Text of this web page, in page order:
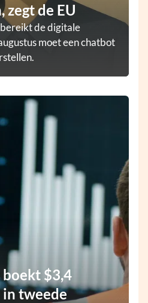
zegt de EU
de digitale
moet een chatbot
boekt $3,4
tweede